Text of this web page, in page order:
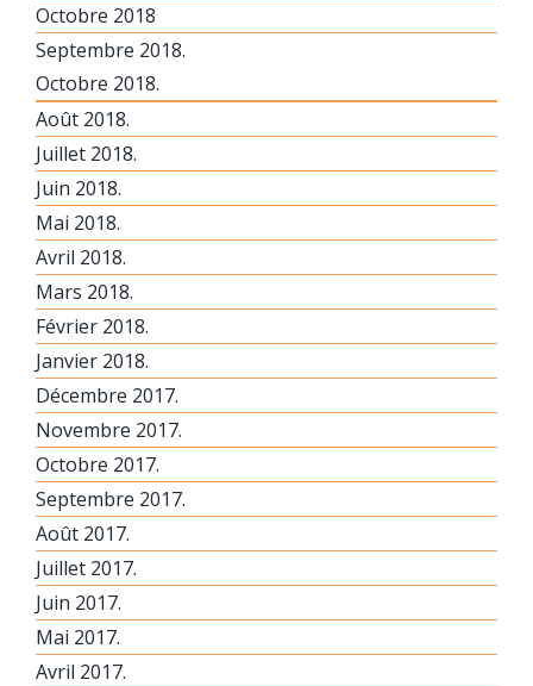
Octobre 2018
Septembre 2018.
Octobre 2018.
Août 2018.
Juillet 2018.
Juin 2018.
Mai 2018.
Avril 2018.
Mars 2018.
Février 2018.
Janvier 2018.
Décembre 2017.
Novembre 2017.
Octobre 2017.
Septembre 2017.
Août 2017.
Juillet 2017.
Juin 2017.
Mai 2017.
Avril 2017.